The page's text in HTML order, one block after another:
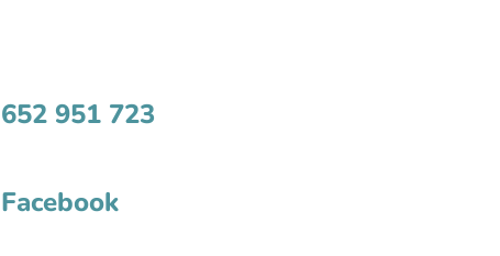
652 951 723
Facebook